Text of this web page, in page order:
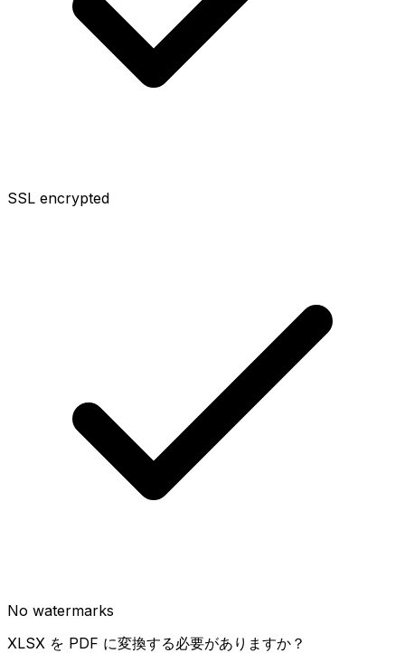
SSL encrypted
No watermarks
XLSX を PDF に変換する必要がありますか？